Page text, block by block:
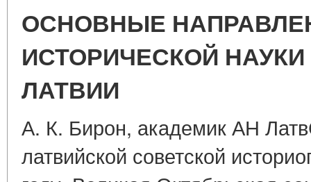
ОСНОВНЫЕ
ИСТОРИЧЕСКОЙ
ЛАТВИИ
А. К. Бирон, академик АН
латвийской советской